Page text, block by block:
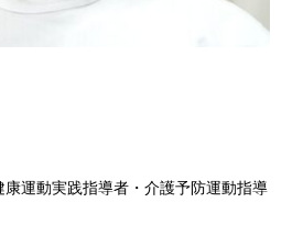
運動実践指導者・介護予防運動指導